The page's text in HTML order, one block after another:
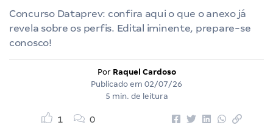
Concurso Dataprev: confira aqui o que o anexo já
revela sobre os perfis. Edital iminente, prepare-se
conosco!
Por Raquel Cardoso
Publicado em 02/07/26
5 min. de leitura
1 0